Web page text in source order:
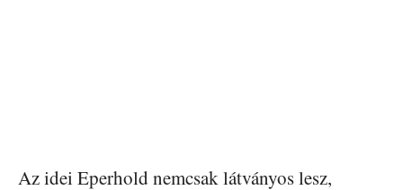
Az idei Eperhold nemcsak látványos lesz,